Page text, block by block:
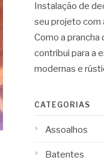
Instalação de
seu projeto com
Como a prancha
contribui para a
modernas e
CATEGORIAS
Assoalhos
Batentes